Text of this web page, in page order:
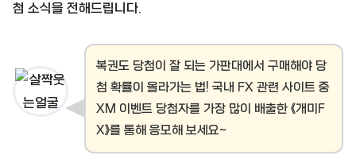
첨 소식을 전해드립니다.
복권도 당첨이 잘 되는 가판대에서 구매해야 당
첨 확률이 올라가는 법! 국내 FX 관련 사이트 중
XM 이벤트 당첨자를 가장 많이 배출한 《개미F
X》를 통해 응모해 보세요~